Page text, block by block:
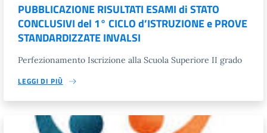
PUBBLICAZIONE RISULTATI ESAMI di STATO
CONCLUSIVI del 1° CICLO d’ISTRUZIONE e PROVE
STANDARDIZZATE INVALSI
Perfezionamento Iscrizione alla Scuola Superiore II grado
LEGGI DI PIÙ